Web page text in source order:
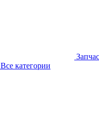
Все категории